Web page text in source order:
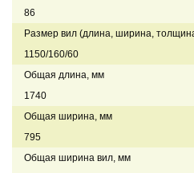
86
Размер вил (длина, ширина,
1150/160/60
Общая длина, мм
1740
Общая ширина, мм
795
Общая ширина вил, мм